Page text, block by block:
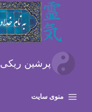
پرشین ریکی
منوی سایت